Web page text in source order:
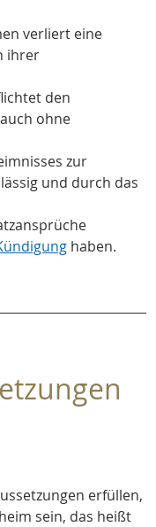
verliert eine
ihrer
den
ohne
zur
und durch das
haben.
erfüllen,
sein, das heißt